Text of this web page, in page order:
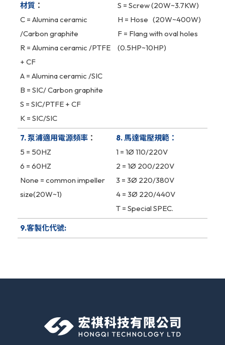
材質 ：
C = Alumina ceramic
/Carbon graphite
R = Alumina ceramic /PTFE
+ CF
A = Alumina ceramic /SIC
B = SIC/ Carbon graphite
S = SIC/PTFE + CF
K = SIC/SIC
S = Screw (20W~3.7KW)
H = Hose (20W~400W)
F = Flang with oval holes
(0.5HP~10HP)
7. 泵浦適用電源頻率 ：
5 = 50HZ
6 = 60HZ
None = common impeller
size(20W~1)
8. 馬達電壓規範：
1 = 1Ø 110/220V
2 = 1Ø 200/220V
3 = 3Ø 220/380V
4 = 3Ø 220/440V
T = Special SPEC.
9.客製化代號: